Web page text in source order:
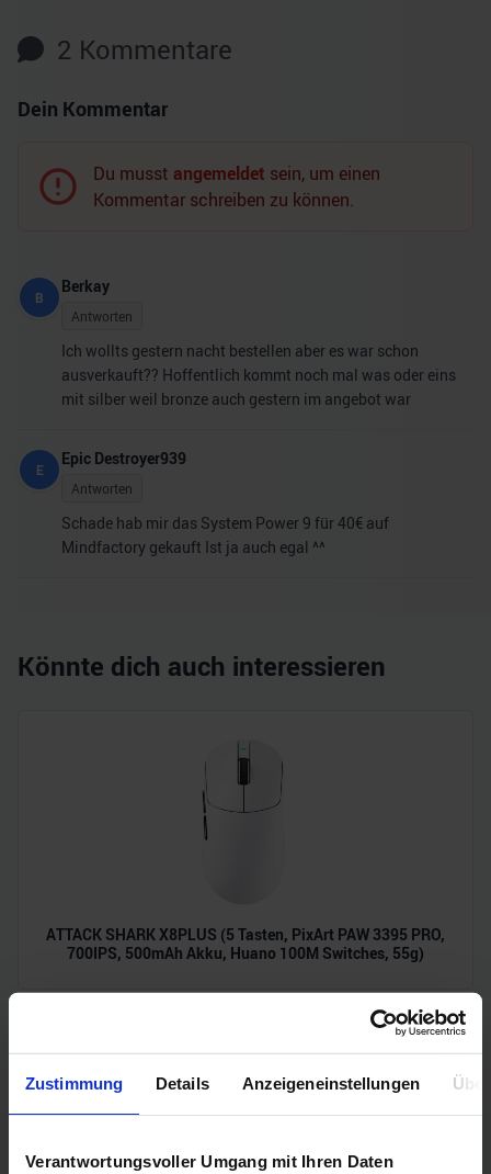
Zustimmung Details Anzeigeneinstellungen
Verantwortungsvoller Umgang mit Ihren Daten
2 Kommentare
Dein Kommentar
Du musst angemeldet sein, um einen
Kommentar schreiben zu können.
B
Berkay
Antworten
Ich wollts gestern nacht bestellen aber es war schon
ausverkauft?? Hoffentlich kommt noch mal was oder eins
mit silber weil bronze auch gestern im angebot war
E
Epic Destroyer939
Antworten
Schade hab mir das System Power 9 für 40€ auf
Mindfactory gekauft Ist ja auch egal ^^
Könnte dich auch interessieren
ATTACK SHARK X8PLUS (5 Tasten, PixArt PAW 3395 PRO,
700IPS, 500mAh Akku, Huano 100M Switches, 55g)